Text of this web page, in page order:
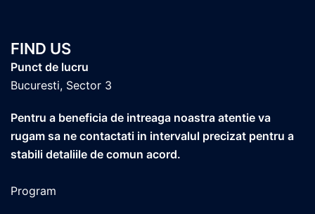
FIND US
Punct de lucru
Bucuresti, Sector 3
Pentru a beneficia de intreaga noastra atentie va
rugam sa ne contactati in intervalul precizat pentru a
stabili detaliile de comun acord.
Program